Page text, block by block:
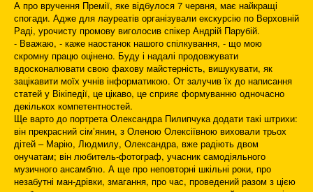
А про вручення Премії, яке відбулося 7 червня, має найкращі
спогади. Адже для лауреатів організували екскурсію по Верховній
Раді, урочисту промову виголосив спікер Андрій Парубій.
- Вважаю, - каже наостанок нашого спілкування, - що мою
скромну працю оцінено. Буду і надалі продовжувати
вдосконалювати свою фахову майстерність, вишукувати, як
зацікавити моїх учнів інформатикою. От залучив їх до написання
статей у Вікіпедії, це цікаво, це сприяє формуванню одночасно
декількох компетентностей.
Ще варто до портрета Олександра Пилипчука додати такі штрихи:
він прекрасний сім’янин, з Оленою Олексіївною виховали трьох
дітей – Марію, Людмилу, Олександра, вже радіють двом
онучатам; він любитель-фотограф, учасник самодіяльного
музичного ансамблю. А ще про неповторні шкільні роки, про
незабутні ман-дрівки, змагання, про час, проведений разом з цією